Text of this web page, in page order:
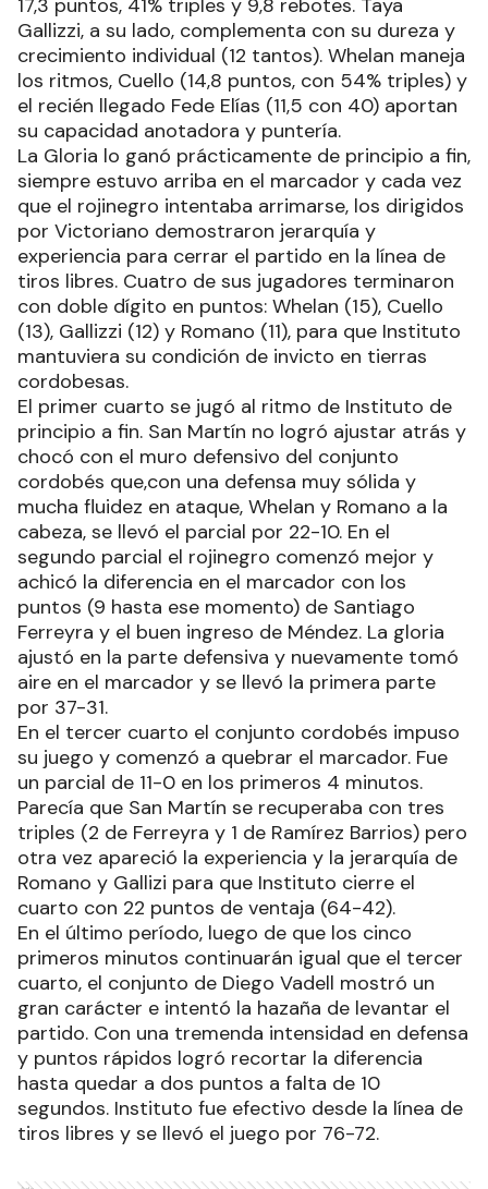
17,3 puntos, 41% triples y 9,8 rebotes. Taya
Gallizzi, a su lado, complementa con su dureza y
crecimiento individual (12 tantos). Whelan maneja
los ritmos, Cuello (14,8 puntos, con 54% triples) y
el recién llegado Fede Elías (11,5 con 40) aportan
su capacidad anotadora y puntería.
La Gloria lo ganó prácticamente de principio a fin,
siempre estuvo arriba en el marcador y cada vez
que el rojinegro intentaba arrimarse, los dirigidos
por Victoriano demostraron jerarquía y
experiencia para cerrar el partido en la línea de
tiros libres. Cuatro de sus jugadores terminaron
con doble dígito en puntos: Whelan (15), Cuello
(13), Gallizzi (12) y Romano (11), para que Instituto
mantuviera su condición de invicto en tierras
cordobesas.
El primer cuarto se jugó al ritmo de Instituto de
principio a fin. San Martín no logró ajustar atrás y
chocó con el muro defensivo del conjunto
cordobés que,con una defensa muy sólida y
mucha fluidez en ataque, Whelan y Romano a la
cabeza, se llevó el parcial por 22-10. En el
segundo parcial el rojinegro comenzó mejor y
achicó la diferencia en el marcador con los
puntos (9 hasta ese momento) de Santiago
Ferreyra y el buen ingreso de Méndez. La gloria
ajustó en la parte defensiva y nuevamente tomó
aire en el marcador y se llevó la primera parte
por 37-31.
En el tercer cuarto el conjunto cordobés impuso
su juego y comenzó a quebrar el marcador. Fue
un parcial de 11-0 en los primeros 4 minutos.
Parecía que San Martín se recuperaba con tres
triples (2 de Ferreyra y 1 de Ramírez Barrios) pero
otra vez apareció la experiencia y la jerarquía de
Romano y Gallizi para que Instituto cierre el
cuarto con 22 puntos de ventaja (64-42).
En el último período, luego de que los cinco
primeros minutos continuarán igual que el tercer
cuarto, el conjunto de Diego Vadell mostró un
gran carácter e intentó la hazaña de levantar el
partido. Con una tremenda intensidad en defensa
y puntos rápidos logró recortar la diferencia
hasta quedar a dos puntos a falta de 10
segundos. Instituto fue efectivo desde la línea de
tiros libres y se llevó el juego por 76-72.